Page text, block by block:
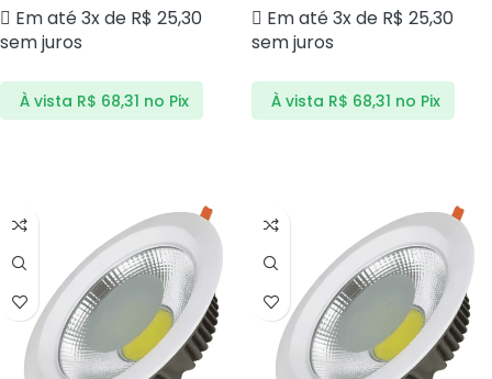
Em até 3x de R$ 25,30
sem juros
À vista R$ 68,31 no Pix
Em até 3x de R$ 25,30
sem juros
À vista R$ 68,31 no Pix